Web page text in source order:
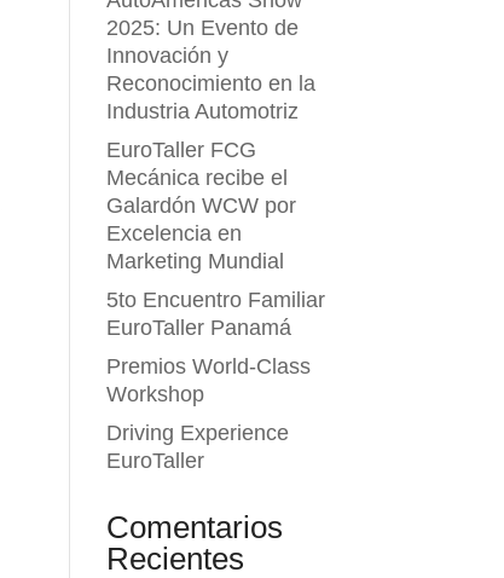
2025: Un Evento de
Innovación y
Reconocimiento en la
Industria Automotriz
EuroTaller FCG
Mecánica recibe el
Galardón WCW por
Excelencia en
Marketing Mundial
5to Encuentro Familiar
EuroTaller Panamá
Premios World-Class
Workshop
Driving Experience
EuroTaller
Comentarios
Recientes